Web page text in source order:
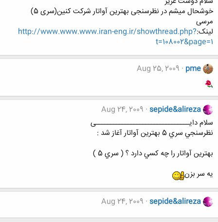
خوشحال میشم در نظرسنجی بهترین آواتار شرکت کنین(سری 5)
مرسی
لینک:http://www.www.www.iran-eng.ir/showthread.php?
t=108002&page=1
pme
Aug 25, 2009
sepide&alireza
Aug 24, 2009
سلام دایــــــــــــــــــــــــــــــــی
نظرسنجي سري 5 بهترين آواتار آغاز شد :
بهترين آواتار را چه كسي دارد ؟ ( سري 5 )
یه سر بزن
sepide&alireza
Aug 24, 2009